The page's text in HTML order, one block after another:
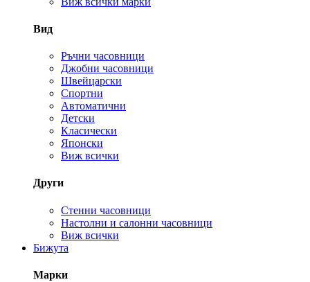
Вид
Ръчни часовници
Джобни часовници
Швейцарски
Спортни
Автоматични
Детски
Класически
Японски
Виж всички
Други
Стенни часовници
Настолни и салонни часовници
Виж всички
Бижута
Марки